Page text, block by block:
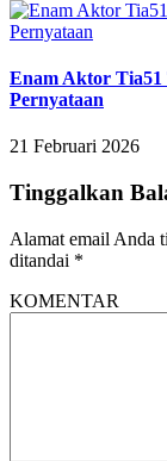
Enam Aktor
Pernyataan
21 Februari 2026
Tinggalkan
Alamat email Anda
ditandai *
KOMENTAR